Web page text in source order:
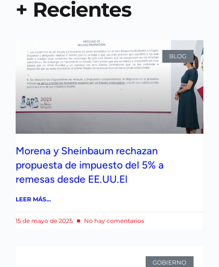
+ Recientes
BLOG
Morena y Sheinbaum rechazan
propuesta de impuesto del 5% a
remesas desde EE.UU.El
LEER MÁS...
15 de mayo de 2025 No hay comentarios
GOBIERNO